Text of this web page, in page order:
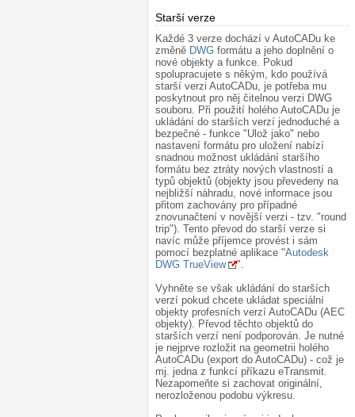
Starší verze
Každé 3 verze dochází v AutoCADu ke
změně DWG formátu a jeho doplnění o
nové objekty a funkce. Pokud
spolupracujete s někým, kdo používá
starší verzi AutoCADu, je potřeba mu
poskytnout pro něj čitelnou verzi DWG
souboru. Při použití holého AutoCADu je
ukládání do starších verzí jednoduché a
bezpečné - funkce "Ulož jako" nebo
nastavení formátu pro uložení nabízí
snadnou možnost ukládání staršího
formátu bez ztráty nových vlastností a
typů objektů (objekty jsou převedeny na
nejbližší náhradu, nové informace jsou
přitom zachovány pro případné
znovunačtení v novější verzi - tzv. "round
trip"). Tento převod do starší verze si
navíc může příjemce provést i sám
pomocí bezplatné aplikace "Autodesk
DWG TrueView
".
Vyhněte se však ukládání do starších
verzí pokud chcete ukládat speciální
objekty profesních verzí AutoCADu (AEC
objekty). Převod těchto objektů do
starších verzí není podporován. Je nutné
je nejprve rozložit na geometrii holého
AutoCADu (export do AutoCADu) - což je
mj. jedna z funkcí příkazu eTransmit.
Nezapomeňte si zachovat originální,
nerozloženou podobu výkresu.